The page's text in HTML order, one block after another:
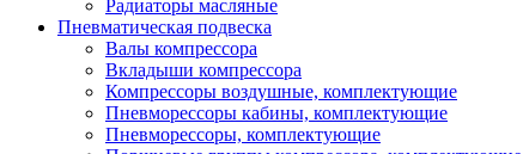
Радиаторы масляные
Пневматическая подвеска
Валы компрессора
Вкладыши компрессора
Компрессоры воздушные, комплектующие
Пневморессоры кабины, комплектующие
Пневморессоры, комплектующие